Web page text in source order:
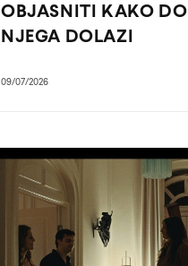
OBJASNITI KAKO DO
NJEGA DOLAZI
09/07/2026